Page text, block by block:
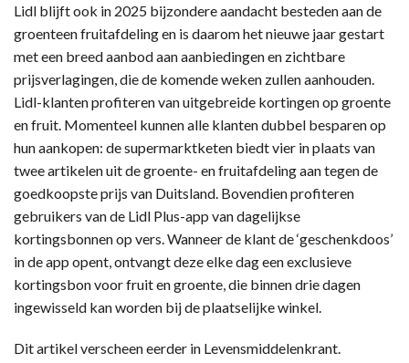
Lidl blijft ook in 2025 bijzondere aandacht besteden aan de
groenteen fruitafdeling en is daarom het nieuwe jaar gestart
met een breed aanbod aan aanbiedingen en zichtbare
prijsverlagingen, die de komende weken zullen aanhouden.
Lidl-klanten profiteren van uitgebreide kortingen op groente
en fruit. Momenteel kunnen alle klanten dubbel besparen op
hun aankopen: de supermarktketen biedt vier in plaats van
twee artikelen uit de groente- en fruitafdeling aan tegen de
goedkoopste prijs van Duitsland. Bovendien profiteren
gebruikers van de Lidl Plus-app van dagelijkse
kortingsbonnen op vers. Wanneer de klant de ‘geschenkdoos’
in de app opent, ontvangt deze elke dag een exclusieve
kortingsbon voor fruit en groente, die binnen drie dagen
ingewisseld kan worden bij de plaatselijke winkel.
Dit artikel verscheen eerder in Levensmiddelenkrant.